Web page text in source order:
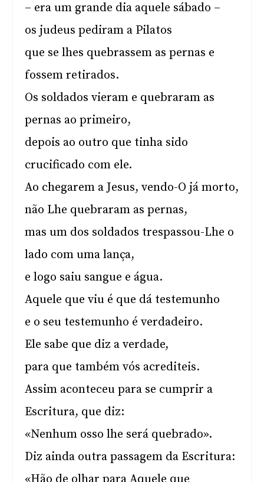
– era um grande dia aquele sábado –
os judeus pediram a Pilatos
que se lhes quebrassem as pernas e
fossem retirados.
Os soldados vieram e quebraram as
pernas ao primeiro,
depois ao outro que tinha sido
crucificado com ele.
Ao chegarem a Jesus, vendo-O já morto,
não Lhe quebraram as pernas,
mas um dos soldados trespassou-Lhe o
lado com uma lança,
e logo saiu sangue e água.
Aquele que viu é que dá testemunho
e o seu testemunho é verdadeiro.
Ele sabe que diz a verdade,
para que também vós acrediteis.
Assim aconteceu para se cumprir a
Escritura, que diz:
«Nenhum osso lhe será quebrado».
Diz ainda outra passagem da Escritura: